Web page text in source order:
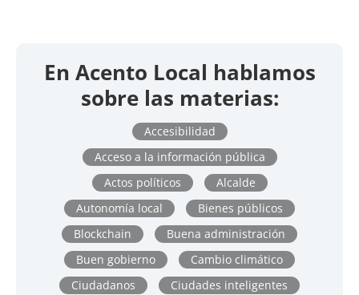
En Acento Local hablamos
sobre las materias:
Accesibilidad
Acceso a la información pública
Actos políticos
Alcalde
Autonomía local
Bienes públicos
Blockchain
Buena administración
Buen gobierno
Cambio climático
Ciudadanos
Ciudades inteligentes